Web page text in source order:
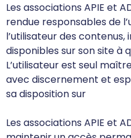
Les associations APIE et
rendue responsables de
l’utilisateur des
disponibles sur son site à
L’utilisateur est seul
avec discernement et
sa disposition sur
Les associations APIE et